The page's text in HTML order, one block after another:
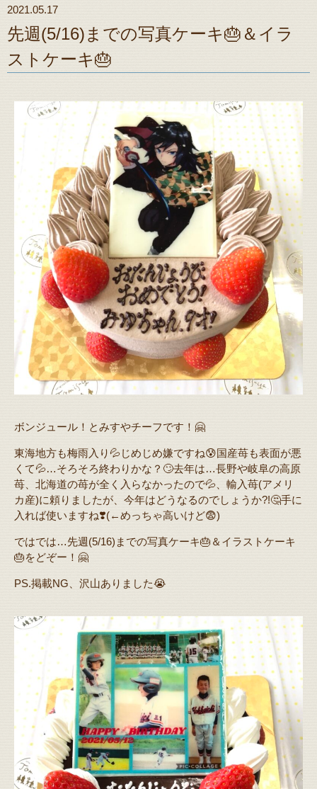
2021.05.17
先週(5/16)までの写真ケーキ🎂＆イラ
ストケーキ🎂
ボンジュール！とみすやチーフです！🤗
東海地方も梅雨入り💦じめじめ嫌ですね😰国産苺も表面が悪
くて💦…そろそろ終わりかな？🙄去年は…長野や岐阜の高原
苺、北海道の苺が全く入らなかったので💦、輸入苺(アメリ
カ産)に頼りましたが、今年はどうなるのでしょうか?!🤔手に
入れば使いますね❣️(←めっちゃ高いけど😨)
ではでは…先週(5/16)までの写真ケーキ🎂＆イラストケーキ
🎂をどぞー！🤗
PS.掲載NG、沢山ありました😭